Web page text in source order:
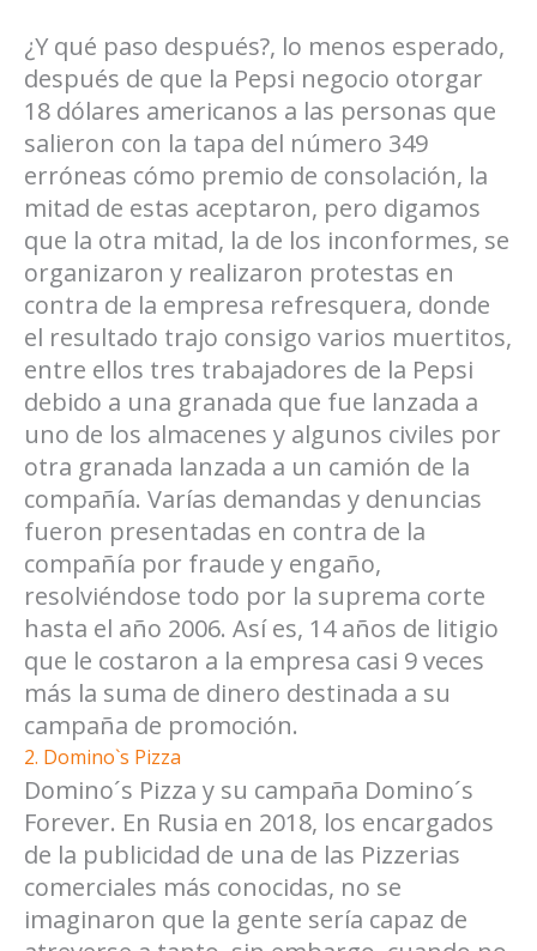
¿Y qué paso después?, lo menos esperado,
después de que la Pepsi negocio otorgar
18 dólares americanos a las personas que
salieron con la tapa del número 349
erróneas cómo premio de consolación, la
mitad de estas aceptaron, pero digamos
que la otra mitad, la de los inconformes, se
organizaron y realizaron protestas en
contra de la empresa refresquera, donde
el resultado trajo consigo varios muertitos,
entre ellos tres trabajadores de la Pepsi
debido a una granada que fue lanzada a
uno de los almacenes y algunos civiles por
otra granada lanzada a un camión de la
compañía. Varías demandas y denuncias
fueron presentadas en contra de la
compañía por fraude y engaño,
resolviéndose todo por la suprema corte
hasta el año 2006. Así es, 14 años de litigio
que le costaron a la empresa casi 9 veces
más la suma de dinero destinada a su
campaña de promoción.
2. Domino`s Pizza
Domino´s Pizza y su campaña Domino´s
Forever. En Rusia en 2018, los encargados
de la publicidad de una de las Pizzerias
comerciales más conocidas, no se
imaginaron que la gente sería capaz de